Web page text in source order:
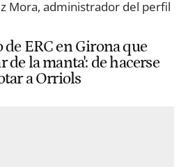
ERC en Girona que
de la manta': de hacerse
a Orriols